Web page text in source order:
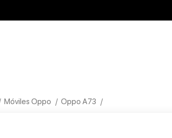
Móviles Oppo Oppo A73